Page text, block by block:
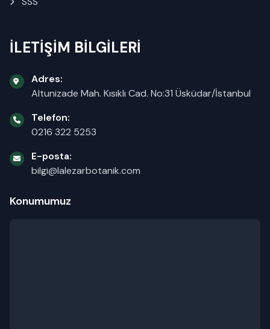
İLETİŞİM BİLGİLERİ
Adres:
Altunizade Mah. Kısıklı Cad. No:31 Üsküdar/İstanbul
Telefon:
0216 322 5253
E-posta:
bilgi@lalezarbotanik.com
Konumumuz